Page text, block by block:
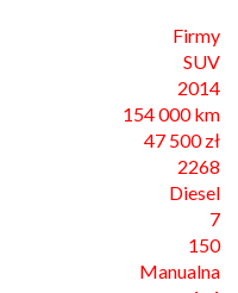
Firmy
SUV
2014
154 000 km
47 500 zł
2268
Diesel
7
150
Manualna